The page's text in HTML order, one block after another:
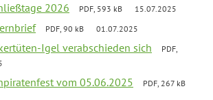
2026 PDF, 593 kB 15.07.2025
PDF, 90 kB 01.07.2025
Igel verabschieden sich
PDF,
vom 05.06.2025
PDF, 267 kB